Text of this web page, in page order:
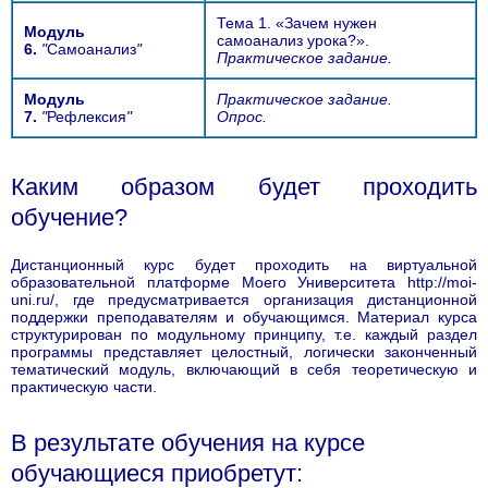
Модуль
6. "Самоанализ"
Тема 1. «Зачем нужен
самоанализ урока?».
Практическое задание.
Модуль
7. "Рефлексия"
Практическое задание.
Опрос.
Каким образом будет проходить
обучение?
Дистанционный курс будет проходить на виртуальной
образовательной платформе Моего Университета http://moi-
uni.ru/, где предусматривается организация дистанционной
поддержки преподавателям и обучающимся. Материал курса
структурирован по модульному принципу, т.е. каждый раздел
программы представляет целостный, логически законченный
тематический модуль, включающий в себя теоретическую и
практическую части.
В результате обучения на курсе
обучающиеся приобретут: